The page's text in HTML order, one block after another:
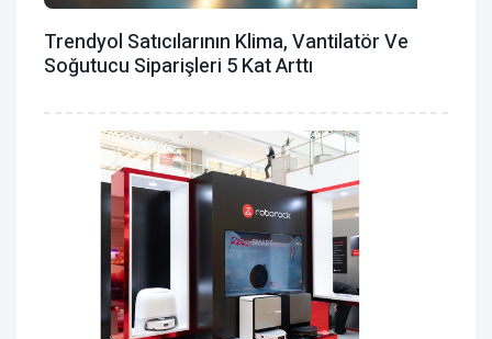
Trendyol Satıcılarının Klima, Vantilatör ‎ve
Soğutucu Siparişleri 5 Kat Arttı